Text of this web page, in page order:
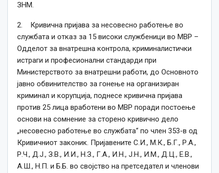
ЗНМ.
2. Кривична пријава за несовесно работење во
службата и отказ за 15 високи службеници во МВР –
Одделот за внатрешна контрола, криминалистички
истраги и професионални стандарди при
Министерството за внатрешни работи, до Основното
јавно обвинителство за гонење на организиран
криминал и корупција, поднесе кривична пријава
против 25 лица вработени во МВР поради постоење
основи на сомнение за сторено кривично дело
„несовесно работење во службата“ по член 353-в од
Кривичниот законик. Пријавените С.И., М.К., Б.Г., Р.А.,
Р.Ч., Д.Ј., З.В., И.И., Н.З., Г.А., И.Н., Ј.Н., И.М., Д.Ц., Е.В.,
А.Ш., Н.П. и Б.Б. во својство на претседател и членови